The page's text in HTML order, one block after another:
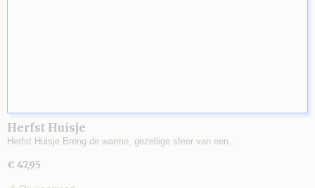
Herfst Huisje
Herfst Huisje Breng de warme, gezellige sfeer van een…
€ 47,95